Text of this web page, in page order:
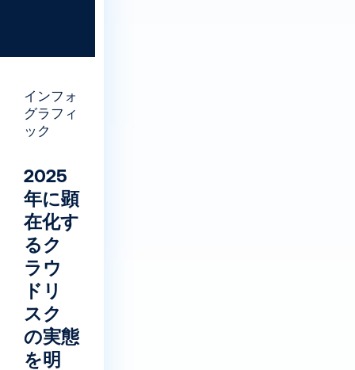
インフォ
グラフィ
ック
2025
年に顕
在化す
るク
ラウ
ドリ
スク
の実態
を明